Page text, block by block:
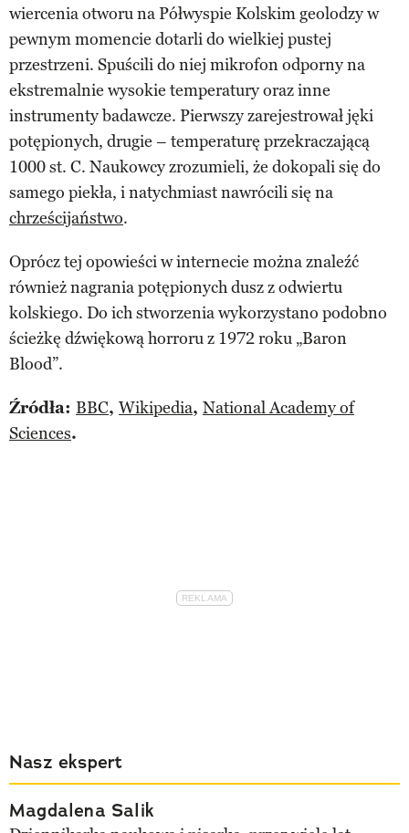
wiercenia otworu na Półwyspie Kolskim geolodzy w
pewnym momencie dotarli do wielkiej pustej
przestrzeni. Spuścili do niej mikrofon odporny na
ekstremalnie wysokie temperatury oraz inne
instrumenty badawcze. Pierwszy zarejestrował jęki
potępionych, drugie – temperaturę przekraczającą
1000 st. C. Naukowcy zrozumieli, że dokopali się do
samego piekła, i natychmiast nawrócili się na
chrześcijaństwo.
Oprócz tej opowieści w internecie można znaleźć
również nagrania potępionych dusz z odwiertu
kolskiego. Do ich stworzenia wykorzystano podobno
ścieżkę dźwiękową horroru z 1972 roku „Baron
Blood”.
Źródła: BBC, Wikipedia, National Academy of
Sciences.
Nasz ekspert
Magdalena Salik